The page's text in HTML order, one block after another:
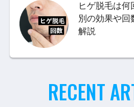
ヒゲ脱毛は何
別の効果や回
解説
RECENT